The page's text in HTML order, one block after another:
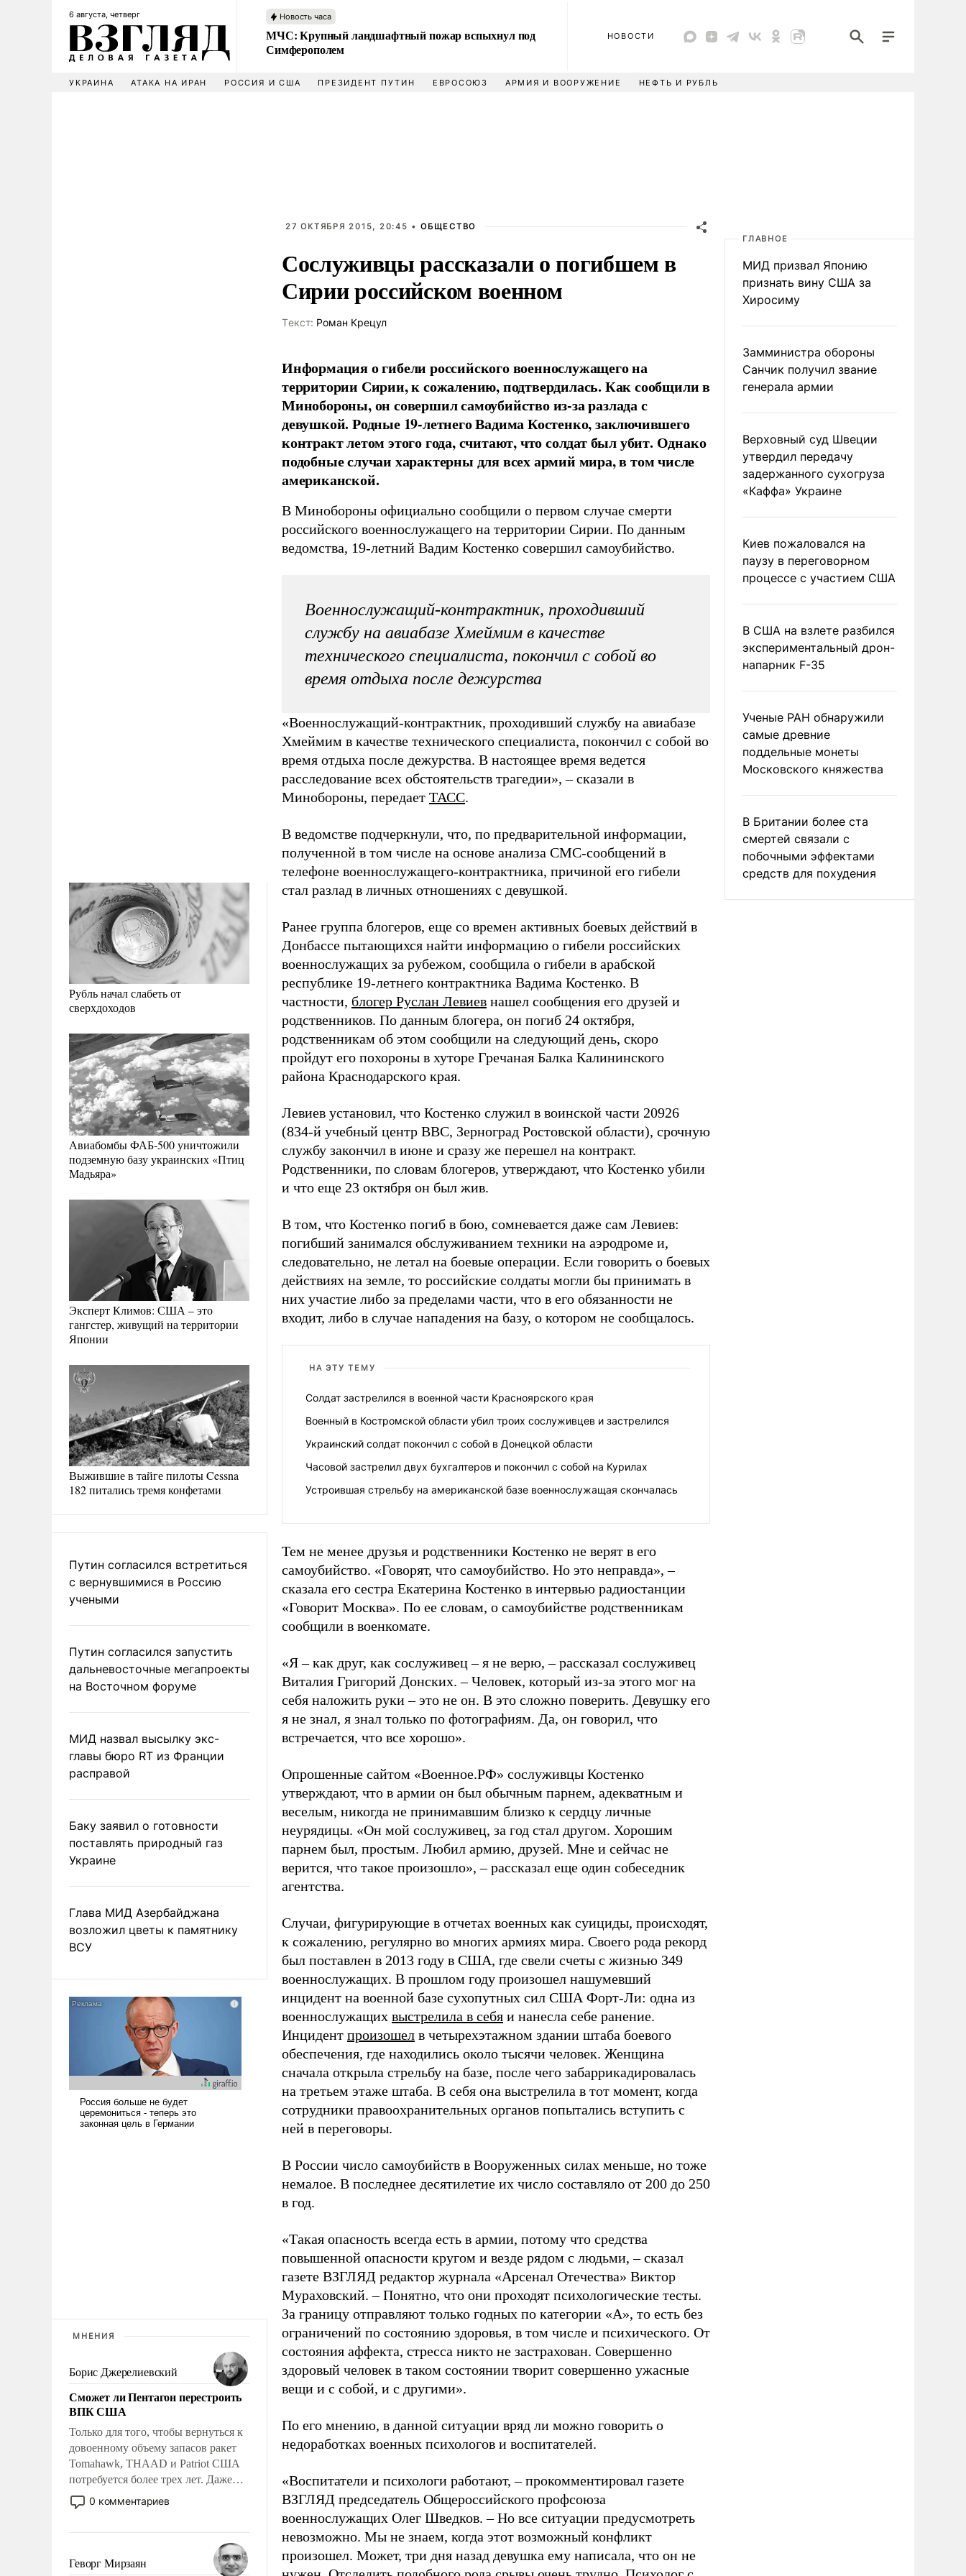
6 августа, четверг Новость часа
МЧС: Крупный ландшафтный пожар вспыхнул под
Симферополем
НОВОСТИ
УКРАИНА АТАКА НА ИРАН РОССИЯ И США ПРЕЗИДЕНТ ПУТИН ЕВРОСОЮЗ АРМИЯ И ВООРУЖЕНИЕ НЕФТЬ И РУБЛЬ
Рубль начал слабеть от
сверхдоходов
Авиабомбы ФАБ-500 уничтожили
подземную базу украинских «Птиц
Мадьяра»
Эксперт Климов: США – это
гангстер, живущий на территории
Японии
Выжившие в тайге пилоты Cessna
182 питались тремя конфетами
Путин согласился встретиться
с вернувшимися в Россию
учеными
Путин согласился запустить
дальневосточные мегапроекты
на Восточном форуме
МИД назвал высылку экс-
главы бюро RT из Франции
расправой
Баку заявил о готовности
поставлять природный газ
Украине
Глава МИД Азербайджана
возложил цветы к памятнику
ВСУ
МНЕНИЯ
Борис Джерелиевский
Сможет ли Пентагон перестроить
ВПК США
Только для того, чтобы вернуться к
довоенному объему запасов ракет
Tomahawk, THAAD и Patriot США
потребуется более трех лет. Даже
небольшая война с Ираном
опустошила американские
уязвимости США, например, перед
0 комментариев
Геворг Мирзаян
27 ОКТЯБРЯ 2015, 20:45 • ОБЩЕСТВО
Сослуживцы рассказали о погибшем в
Сирии российском военном
Tекст: Роман Крецул
Информация о гибели российского военнослужащего на
территории Сирии, к сожалению, подтвердилась. Как сообщили в
Минобороны, он совершил самоубийство из-за разлада с
девушкой. Родные 19-летнего Вадима Костенко, заключившего
контракт летом этого года, считают, что солдат был убит. Однако
подобные случаи характерны для всех армий мира, в том числе
американской.
В Минобороны официально сообщили о первом случае смерти
российского военнослужащего на территории Сирии. По данным
ведомства, 19-летний Вадим Костенко совершил самоубийство.
Военнослужащий-контрактник, проходивший
службу на авиабазе Хмеймим в качестве
технического специалиста, покончил с собой во
время отдыха после дежурства
«Военнослужащий-контрактник, проходивший службу на авиабазе
Хмеймим в качестве технического специалиста, покончил с собой во
время отдыха после дежурства. В настоящее время ведется
расследование всех обстоятельств трагедии», – сказали в
Минобороны, передает ТАСС.
В ведомстве подчеркнули, что, по предварительной информации,
полученной в том числе на основе анализа СМС-сообщений в
телефоне военнослужащего-контрактника, причиной его гибели
стал разлад в личных отношениях с девушкой.
Ранее группа блогеров, еще со времен активных боевых действий в
Донбассе пытающихся найти информацию о гибели российских
военнослужащих за рубежом, сообщила о гибели в арабской
республике 19-летнего контрактника Вадима Костенко. В
частности, блогер Руслан Левиев нашел сообщения его друзей и
родственников. По данным блогера, он погиб 24 октября,
родственникам об этом сообщили на следующий день, скоро
пройдут его похороны в хуторе Гречаная Балка Калининского
района Краснодарского края.
Левиев установил, что Костенко служил в воинской части 20926
(834-й учебный центр ВВС, Зерноград Ростовской области), срочную
службу закончил в июне и сразу же перешел на контракт.
Родственники, по словам блогеров, утверждают, что Костенко убили
и что еще 23 октября он был жив.
В том, что Костенко погиб в бою, сомневается даже сам Левиев:
погибший занимался обслуживанием техники на аэродроме и,
следовательно, не летал на боевые операции. Если говорить о боевых
действиях на земле, то российские солдаты могли бы принимать в
них участие либо за пределами части, что в его обязанности не
входит, либо в случае нападения на базу, о котором не сообщалось.
НА ЭТУ ТЕМУ
Солдат застрелился в военной части Красноярского края
Военный в Костромской области убил троих сослуживцев и застрелился
Украинский солдат покончил с собой в Донецкой области
Часовой застрелил двух бухгалтеров и покончил с собой на Курилах
Устроившая стрельбу на американской базе военнослужащая скончалась
Тем не менее друзья и родственники Костенко не верят в его
самоубийство. «Говорят, что самоубийство. Но это неправда», –
сказала его сестра Екатерина Костенко в интервью радиостанции
«Говорит Москва». По ее словам, о самоубийстве родственникам
сообщили в военкомате.
«Я – как друг, как сослуживец – я не верю, – рассказал сослуживец
Виталия Григорий Донских. – Человек, который из-за этого мог на
себя наложить руки – это не он. В это сложно поверить. Девушку его
я не знал, я знал только по фотографиям. Да, он говорил, что
встречается, что все хорошо».
Опрошенные сайтом «Военное.РФ» сослуживцы Костенко
утверждают, что в армии он был обычным парнем, адекватным и
веселым, никогда не принимавшим близко к сердцу личные
неурядицы. «Он мой сослуживец, за год стал другом. Хорошим
парнем был, простым. Любил армию, друзей. Мне и сейчас не
верится, что такое произошло», – рассказал еще один собеседник
агентства.
Случаи, фигурирующие в отчетах военных как суициды, происходят,
к сожалению, регулярно во многих армиях мира. Своего рода рекорд
был поставлен в 2013 году в США, где свели счеты с жизнью 349
военнослужащих. В прошлом году произошел нашумевший
инцидент на военной базе сухопутных сил США Форт-Ли: одна из
военнослужащих выстрелила в себя и нанесла себе ранение.
Инцидент произошел в четырехэтажном здании штаба боевого
обеспечения, где находились около тысячи человек. Женщина
сначала открыла стрельбу на базе, после чего забаррикадировалась
на третьем этаже штаба. В себя она выстрелила в тот момент, когда
сотрудники правоохранительных органов попытались вступить с
ней в переговоры.
В России число самоубийств в Вооруженных силах меньше, но тоже
немалое. В последнее десятилетие их число составляло от 200 до 250
в год.
«Такая опасность всегда есть в армии, потому что средства
повышенной опасности кругом и везде рядом с людьми, – сказал
газете ВЗГЛЯД редактор журнала «Арсенал Отечества» Виктор
Мураховский. – Понятно, что они проходят психологические тесты.
За границу отправляют только годных по категории «А», то есть без
ограничений по состоянию здоровья, в том числе и психического. От
состояния аффекта, стресса никто не застрахован. Совершенно
здоровый человек в таком состоянии творит совершенно ужасные
вещи и с собой, и с другими».
По его мнению, в данной ситуации вряд ли можно говорить о
недоработках военных психологов и воспитателей.
«Воспитатели и психологи работают, – прокомментировал газете
ВЗГЛЯД председатель Общероссийского профсоюза
военнослужащих Олег Шведков. – Но все ситуации предусмотреть
невозможно. Мы не знаем, когда этот возможный конфликт
произошел. Может, три дня назад девушка ему написала, что он не
ГЛАВНОЕ
МИД призвал Японию
признать вину США за
Хиросиму
Замминистра обороны
Санчик получил звание
генерала армии
Верховный суд Швеции
утвердил передачу
задержанного сухогруза
«Каффа» Украине
Киев пожаловался на
паузу в переговорном
процессе с участием США
В США на взлете разбился
экспериментальный дрон-
напарник F-35
Ученые РАН обнаружили
самые древние
поддельные монеты
Московского княжества
В Британии более ста
смертей связали с
побочными эффектами
средств для похудения